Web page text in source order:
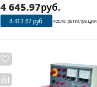
4 645.97руб.
4 413.67 руб. после регистрации